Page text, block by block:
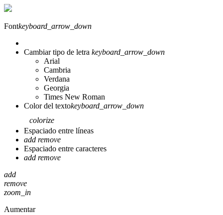
Fontkeyboard_arrow_down
Cambiar tipo de letra keyboard_arrow_down
Arial
Cambria
Verdana
Georgia
Times New Roman
Color del textokeyboard_arrow_down
colorize
Espaciado entre líneas
add remove
Espaciado entre caracteres
add remove
add
remove
zoom_in
Aumentar